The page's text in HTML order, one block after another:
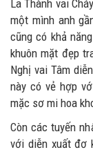
La Thành vai
một mình anh
cũng có khả
khuôn mặt đẹp
Nghị vai Tâm
này có vẻ hợp
mặc sơ mi hoa
Còn các tuyến
với diễn xuất đơ